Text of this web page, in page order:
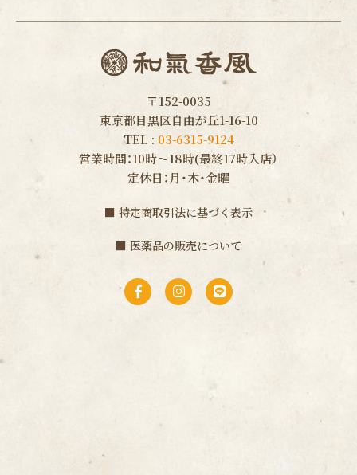
〒152-0035
東京都目黒区自由が丘1-16-10
TEL : 03-6315-9124
営業時間：10時〜18時(最終17時入店）
定休日：月・木・金曜
■ 特定商取引法に基づく表示
■ 医薬品の販売について
F
a
c
I
n
s
L
i
n